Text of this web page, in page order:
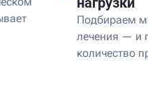
Подбираем
лечения — и
количество